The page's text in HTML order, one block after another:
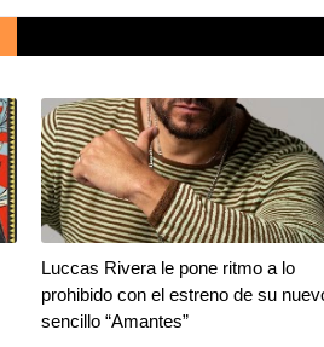
Luccas Rivera le pone ritmo a lo
prohibido con el estreno de su
sencillo “Amantes”